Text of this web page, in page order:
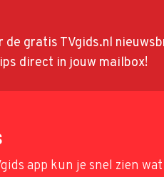
de gratis TVgids.nl
direct in jouw mailbox!
app kun je snel zien